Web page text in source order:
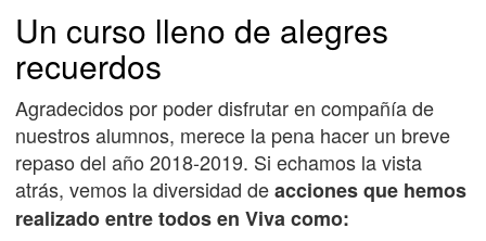
Un curso lleno de alegres
recuerdos
Agradecidos por poder disfrutar en compañía de
nuestros alumnos, merece la pena hacer un breve
repaso del año 2018-2019. Si echamos la vista
atrás, vemos la diversidad deacciones que hemos
realizado entre todos en Viva como: